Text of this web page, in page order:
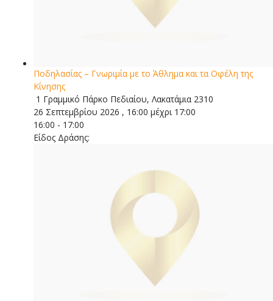
Ποδηλασίας – Γνωριμία με το Άθλημα και τα Οφέλη της
Κίνησης
1 Γραμμικό Πάρκο Πεδιαίου, Λακατάμια 2310
26 Σεπτεμβρίου 2026 , 16:00 μέχρι 17:00
16:00 - 17:00
Είδος Δράσης: